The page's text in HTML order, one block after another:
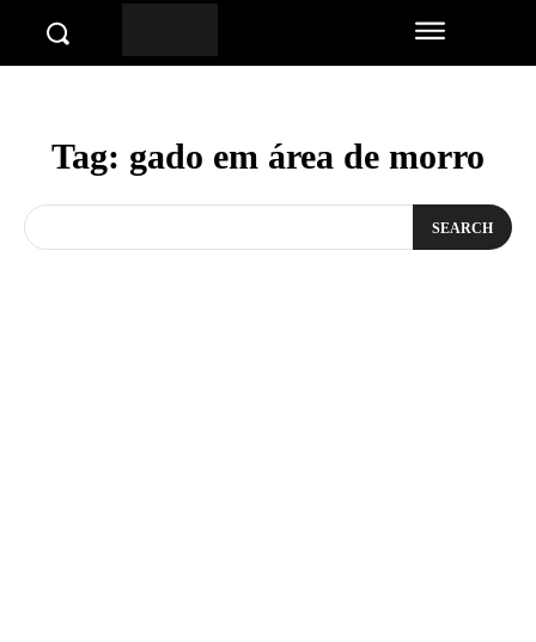
Tag: gado em área de morro
SEARCH